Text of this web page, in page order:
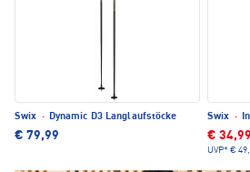
Swix · Dynamic D3 Langlaufstöcke
€ 79,99
Swix ·
€ 34,99
UVP* €